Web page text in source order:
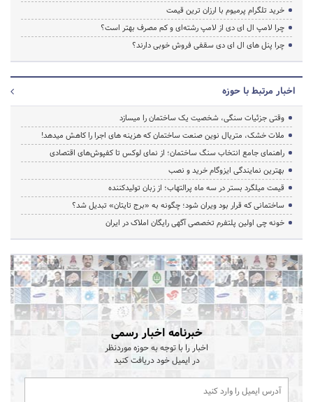
خرید تلگرام پرمیوم با ارزان ترین قیمت
چرا لامپ ال ای دی از لامپ رشته‌ای و کم مصرف بهتر است؟
چرا پنل های ال ای دی سقفی فروش خوبی دارند؟
اخبار مرتبط با حوزه
وقتی جزئیات سنگی، شخصیت یک ساختمان را میسازد
ملات خشک، متریال نوین صنعت ساختمان که هزینه‌ های اجرا را کاهش میدهد!
راهنمای جامع انتخاب سنگ ساختمان؛ از نمای لوکس تا کفپوش‌های اقتصادی
بهترین نمایندگی ایزوگام خرید و نصب
قیمت میلگرد بستر در سه ماه پرالتهاب؛ از زبان تولیدکننده
ساختمانی که قرار بود ویران شود؛ چگونه به «برج تایتان» تبدیل شد؟
خونه چی اولین پلتفرم تخصصی آگهی رایگان املاک در ایران
خبرنامه اخبار رسمی
اخبار را با توجه به حوزه موردنظر
در ایمیل خود دریافت کنید